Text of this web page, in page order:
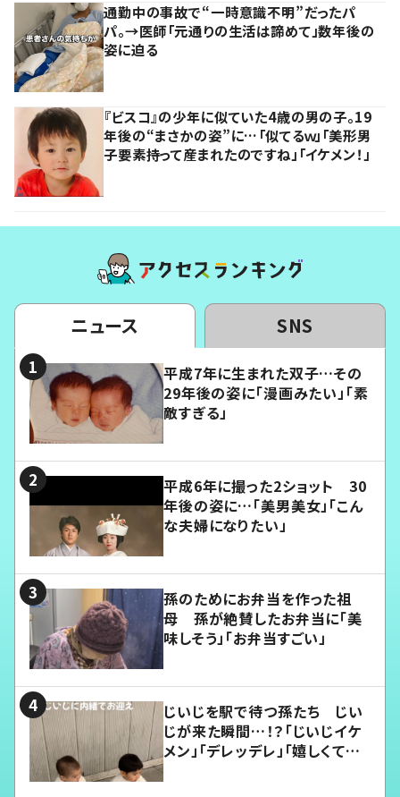
通勤中の事故で“一時意識不明”だったパ
パ。→医師「元通りの生活は諦めて」数年後の
姿に迫る
『ビスコ』の少年に似ていた4歳の男の子。19
年後の“まさかの姿”に…「似てるｗ」「美形男
子要素持って産まれたのですね」「イケメン！」
ニュース SNS
平成7年に生まれた双子…その
29年後の姿に「漫画みたい」「素
敵すぎる」
平成6年に撮った2ショット 30
年後の姿に…「美男美女」「こん
な夫婦になりたい」
孫のためにお弁当を作った祖
母 孫が絶賛したお弁当に「美
味しそう」「お弁当すごい」
じいじを駅で待つ孫たち じい
じが来た瞬間…！？「じいじイケ
メン」「デレッデレ」「嬉しくて可